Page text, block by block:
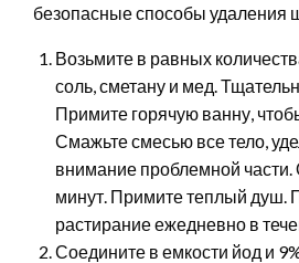
безопасные способы удаления
Возьмите в равных
соль, сметану и мед.
Примите горячую ванну,
Смажьте смесью все тело,
внимание проблемной части.
минут. Примите теплый душ.
растирание ежедневно в
Соедините в емкости йод и